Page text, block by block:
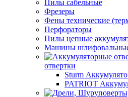
Пилы сабельные
Фрезеры
Фены технические
Перфораторы
Пилы цепные
Машины
отвертки
Sturm
PATRIOT